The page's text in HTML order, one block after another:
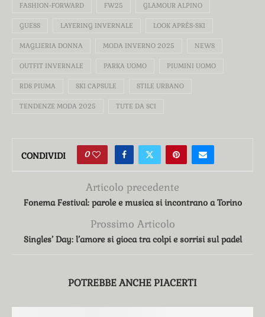
FASHION-FORWARD FW25 GLAMOUR ALPINO
GUESS LAYERING INVERNALE LOOK APRÈS-SKI
MAGLIERIA DONNA MODA INVERNO 2025 NEWS
OUTFIT INVERNALE PARKA UOMO PIUMINI UOMO
RDS PIUMA SKI CAPSULE STILE URBANO
TENDENZE MODA 2025 TUTE DA SCI
CONDIVIDI 0
Articolo precedente
Fonema Festival: parole e musica si incontrano a Torino
Prossimo Articolo
Singles’ Day: l’amore si gioca tra colpi e sorrisi sul padel
POTREBBE ANCHE PIACERTI